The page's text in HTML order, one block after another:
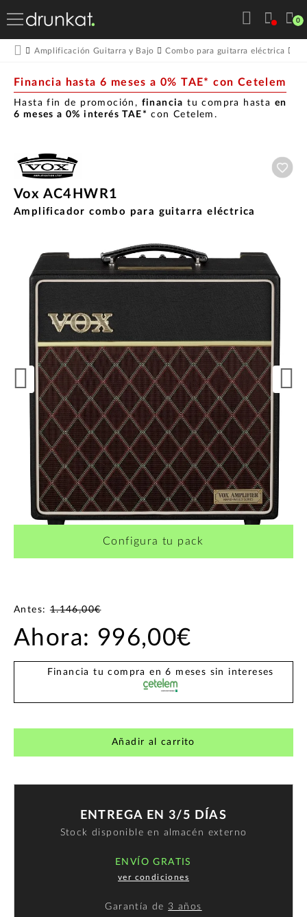
0
Amplificación Guitarra y Bajo Combo para guitarra eléctrica
Financia hasta 6 meses a 0% TAE* con Cetelem
Hasta fin de promoción, financia tu compra hasta en
6 meses a 0% interés TAE* con Cetelem.
Vox AC4HWR1
Amplificador combo para guitarra eléctrica
Configura tu pack
Antes:1.146,00€
Ahora: 996,00€
Financia tu compra en 6 meses sin intereses
Añadir al carrito
ENTREGA EN 3/5 DÍAS
Stock disponible en almacén externo
ENVÍO GRATIS
ver condiciones
Garantía de 3 años